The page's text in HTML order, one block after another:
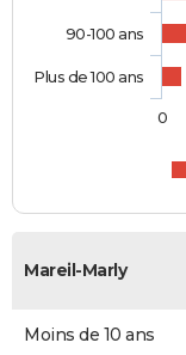
90-100 ans
Plus de 100 ans
0
Mareil-Marly
Moins de 10 ans